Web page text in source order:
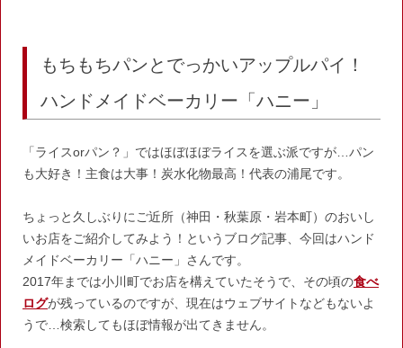
o
k
もちもちパンとでっかいアップルパイ！
ハンドメイドベーカリー「ハニー」
「ライスorパン？」ではほぼほぼライスを選ぶ派ですが…パン
も大好き！主食は大事！炭水化物最高！代表の浦尾です。
ちょっと久しぶりにご近所（神田・秋葉原・岩本町）のおいし
いお店をご紹介してみよう！というブログ記事、今回はハンド
メイドベーカリー「ハニー」さんです。
2017年までは小川町でお店を構えていたそうで、その頃の食べ
ログが残っているのですが、現在はウェブサイトなどもないよ
うで…検索してもほぼ情報が出てきません。